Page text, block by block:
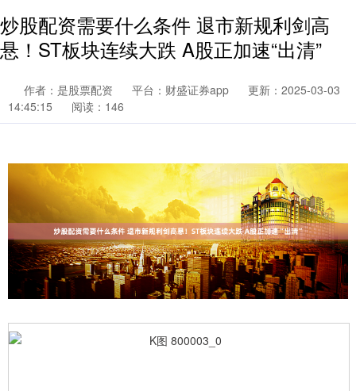
炒股配资需要什么条件 退市新规利剑高
悬！ST板块连续大跌 A股正加速“出清”
作者：是股票配资 平台：财盛证券app
更新：2025-03-03
14:45:15
阅读：146